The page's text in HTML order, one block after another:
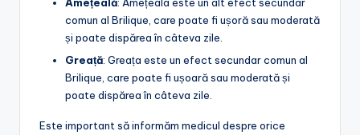
Amețeală: Amețeala este un alt efect secundar
comun al Brilique, care poate fi ușoră sau moderată
și poate dispărea în câteva zile.
Greață: Greața este un efect secundar comun al
Brilique, care poate fi ușoară sau moderată și
poate dispărea în câteva zile.
Este important să informăm medicul despre orice